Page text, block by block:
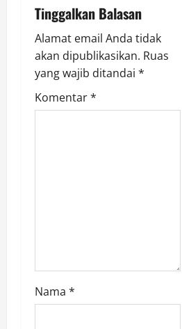
i
g
a
t
Tinggalkan Balasan
Alamat email Anda tidak
akan dipublikasikan. Ruas
yang wajib ditandai *
Komentar*
Nama *